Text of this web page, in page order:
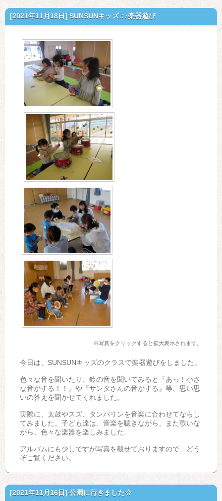
[2021年11月18日] SUNSUNキッズ♫♪楽器遊び
※写真をクリックすると拡大表示されます。
今日は、SUNSUNキッズのクラスで楽器遊びをしました。
色々な音を聞いたり、鈴の音を聞いてみると『あっ！小さ
な音がする！！』や『サンタさんの音がする』等、思い思
いの答えを聞かせてくれました。
実際に、太鼓やスズ、タンバリンを音楽に合わせてならし
てみました。子ども達は、音楽を聴きながら、また歌いな
がら、色々な楽器を楽しみました.
アルバムにも少しですが写真を載せておりますので、どう
ぞご覧ください。
[2021年11月16日] 公園に行きました☆